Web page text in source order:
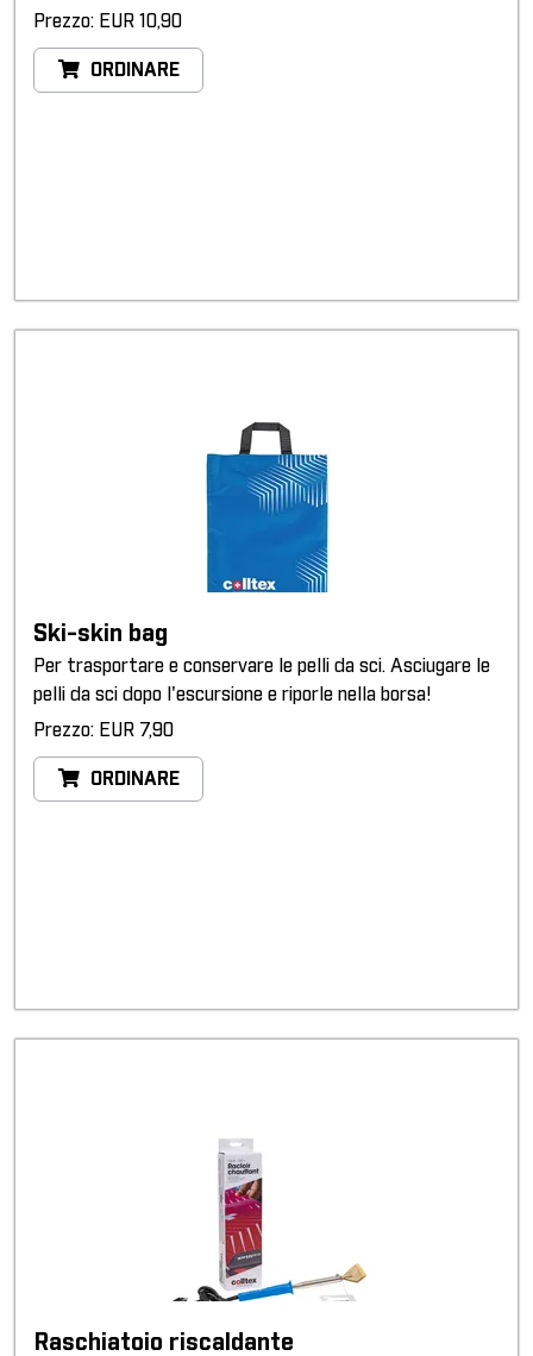
Prezzo: EUR 10,90
ORDINARE
Ski-skin bag
Per trasportare e conservare le pelli da sci. Asciugare le
pelli da sci dopo l'escursione e riporle nella borsa!
Prezzo: EUR 7,90
ORDINARE
Raschiatoio riscaldante